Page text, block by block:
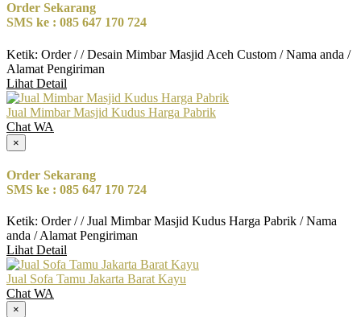
Order Sekarang
SMS ke : 085 647 170 724
Ketik: Order / / Desain Mimbar Masjid Aceh Custom / Nama anda /
Alamat Pengiriman
Lihat Detail
Jual Mimbar Masjid Kudus Harga Pabrik
Chat WA
×
Order Sekarang
SMS ke : 085 647 170 724
Ketik: Order / / Jual Mimbar Masjid Kudus Harga Pabrik / Nama
anda / Alamat Pengiriman
Lihat Detail
Jual Sofa Tamu Jakarta Barat Kayu
Chat WA
×